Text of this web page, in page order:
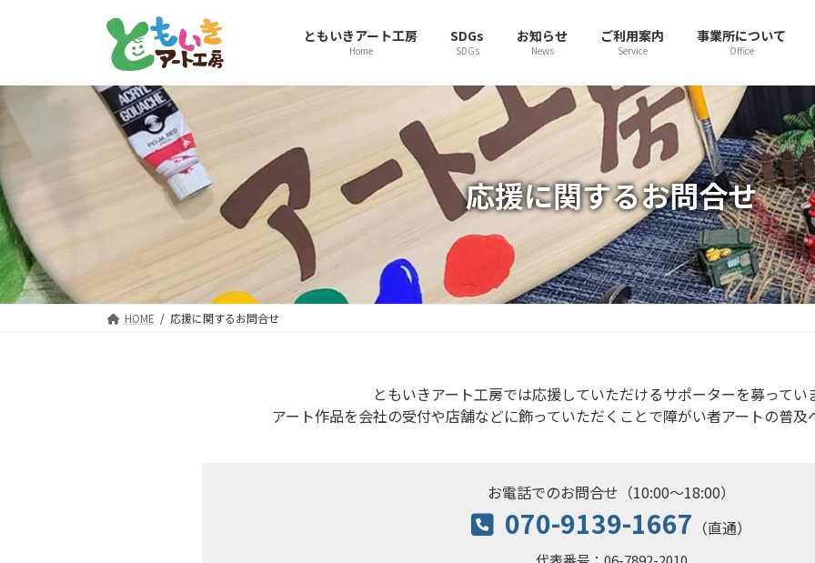
へ
キ
ッ
プ
ョ
に
移
動
ともいきアート工房
Home
SDGs
SDGs
お知らせ
News
ご利用案内
Service
事業所について
Office
応援に関するお問合せ
HOME 応援に関するお問合せ
ともいきアート工房では応援していただけるサポーターを募ってい
アート作品を会社の受付や店舗などに飾っていただくことで障がい者アートの普及
お電話でのお問合せ （10:00～18:00）
070-9139-1667 （直通）